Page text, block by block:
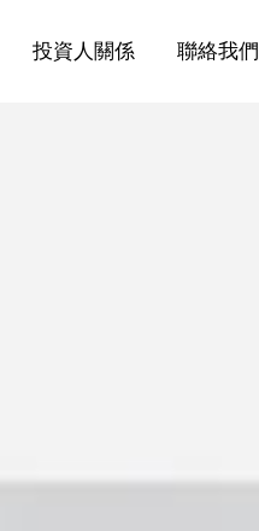
投資人關係 聯絡我們